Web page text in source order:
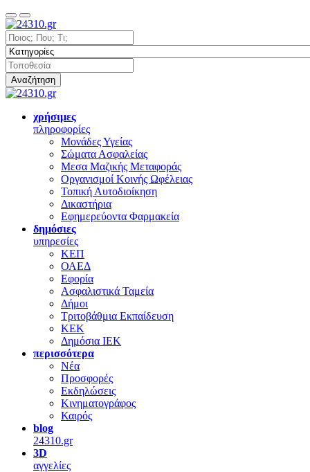
Αναζήτηση
χρήσιμες
πληροφορίες
Μονάδες Υγείας
Σώματα Ασφαλείας
Μεσα Μαζικής Μεταφοράς
Οργανισμοί Κοινής Ωφέλειας
Τοπική Αυτοδιοίκηση
Δικαστήρια
Εφημερεύοντα Φαρμακεία
δημόσιες
υπηρεσίες
ΚΕΠ
ΟΑΕΔ
Εφορία
Ασφαλιστικά Ταμεία
Δήμοι
Τριτοβάθμια Εκπαίδευση
ΚΕΚ
Δημόσια ΙΕΚ
περισσότερα
Νέα
Προσφορές
Εκδηλώσεις
Κινηματογράφος
Καιρός
blog
24310.gr
3D
αγγελίες